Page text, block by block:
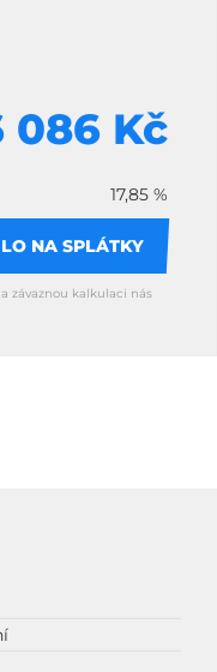
086 Kč
17,85 %
NA SPLÁTKY
závaznou kalkulaci nás